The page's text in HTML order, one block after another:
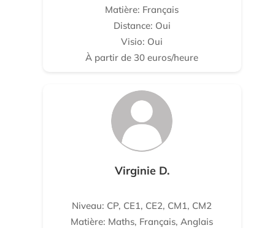
Matière: Français
Distance: Oui
Visio: Oui
À partir de 30 euros/heure
Virginie D.
Niveau: CP, CE1, CE2, CM1, CM2
Matière: Maths, Français, Anglais